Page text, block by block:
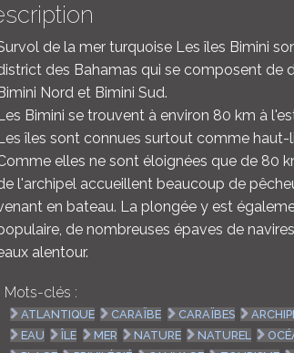
de la mer turquoise Les îles Bimini
des Bahamas qui se composent de
Bimini Nord et Bimini Sud.
Les Bimini se trouvent à environ 80 km à
Les îles sont connues surtout comme haut-
elles ne sont éloignées que de 80
l'archipel accueillent beaucoup de
en bateau. La plongée y est
de nombreuses épaves de
alentour.
Mots-clés :
ATLANTIQUE CARAÏBE CARAÏBES
EAU
ÎLE MER NATURE NATUREL